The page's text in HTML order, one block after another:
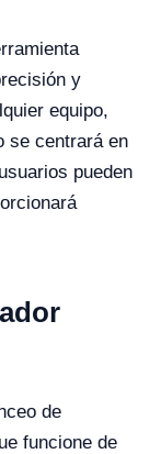
y
equipo,
se centrará en
pueden
de
funcione de